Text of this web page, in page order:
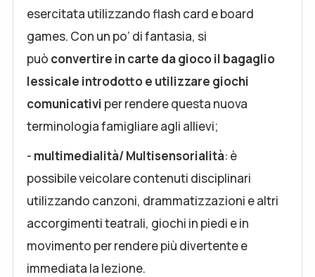
esercitata utilizzando flash card e board
games. Con un po’ di fantasia, si
può convertire in carte da gioco il bagaglio
lessicale introdotto e utilizzare giochi
comunicativi per rendere questa nuova
terminologia famigliare agli allievi;
- multimedialità/ Multisensorialità: è
possibile veicolare contenuti disciplinari
utilizzando canzoni, drammatizzazioni e altri
accorgimenti teatrali, giochi in piedi e in
movimento per rendere più divertente e
immediata la lezione.